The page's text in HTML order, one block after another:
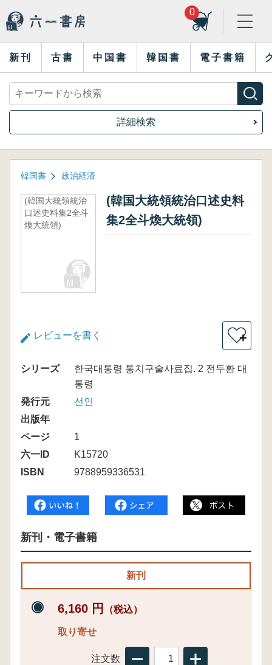
0
新刊 古書 中国書 韓国書 電子書籍
詳細検索
韓国書 政治経済
(韓国大統領統治
口述史料集2全斗
煥大統領)
(韓国大統領統治口述史料
集2全斗煥大統領)
レビューを書く ＋
シリーズ
한국대통령 통치구술사료집. 2 전두환 대
통령
発行元
선인
出版年
ページ
1
六一ID
K15720
ISBN
9788959336531
新刊・電子書籍
新刊
6,160 円 （税込）
取り寄せ
注文数